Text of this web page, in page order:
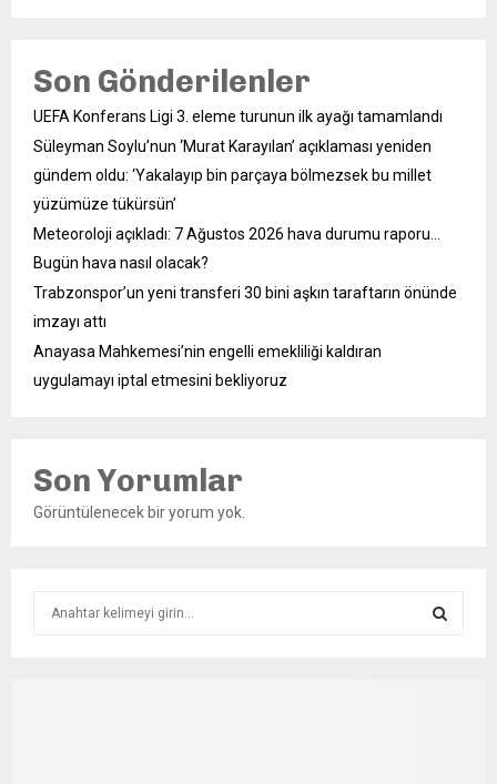
Son Gönderilenler
UEFA Konferans Ligi 3. eleme turunun ilk ayağı tamamlandı
Süleyman Soylu’nun ‘Murat Karayılan’ açıklaması yeniden
gündem oldu: ‘Yakalayıp bin parçaya bölmezsek bu millet
yüzümüze tükürsün’
Meteoroloji açıkladı: 7 Ağustos 2026 hava durumu raporu…
Bugün hava nasıl olacak?
Trabzonspor’un yeni transferi 30 bini aşkın taraftarın önünde
imzayı attı
Anayasa Mahkemesi’nin engelli emekliliği kaldıran
uygulamayı iptal etmesini bekliyoruz
Son Yorumlar
Görüntülenecek bir yorum yok.